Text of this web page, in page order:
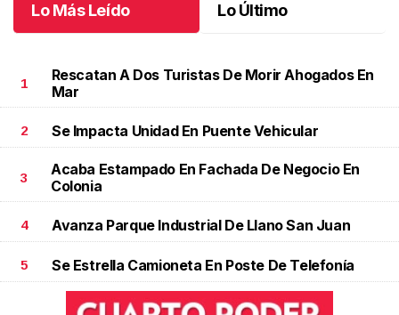
Lo Más Leído Lo Último
1
Rescatan A Dos Turistas De Morir Ahogados En
Mar
2 Se Impacta Unidad En Puente Vehicular
3
Acaba Estampado En Fachada De Negocio En
Colonia
4 Avanza Parque Industrial De Llano San Juan
5 Se Estrella Camioneta En Poste De Telefonía